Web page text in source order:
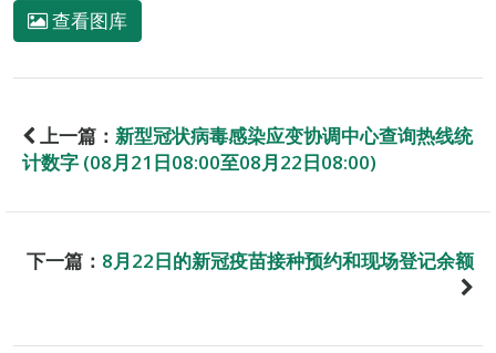
查看图库
上一篇： 新型冠状病毒感染应变协调中心查询热线统
计数字 (08月21日08:00至08月22日08:00)
下一篇： 8月22日的新冠疫苗接种预约和现场登记余额